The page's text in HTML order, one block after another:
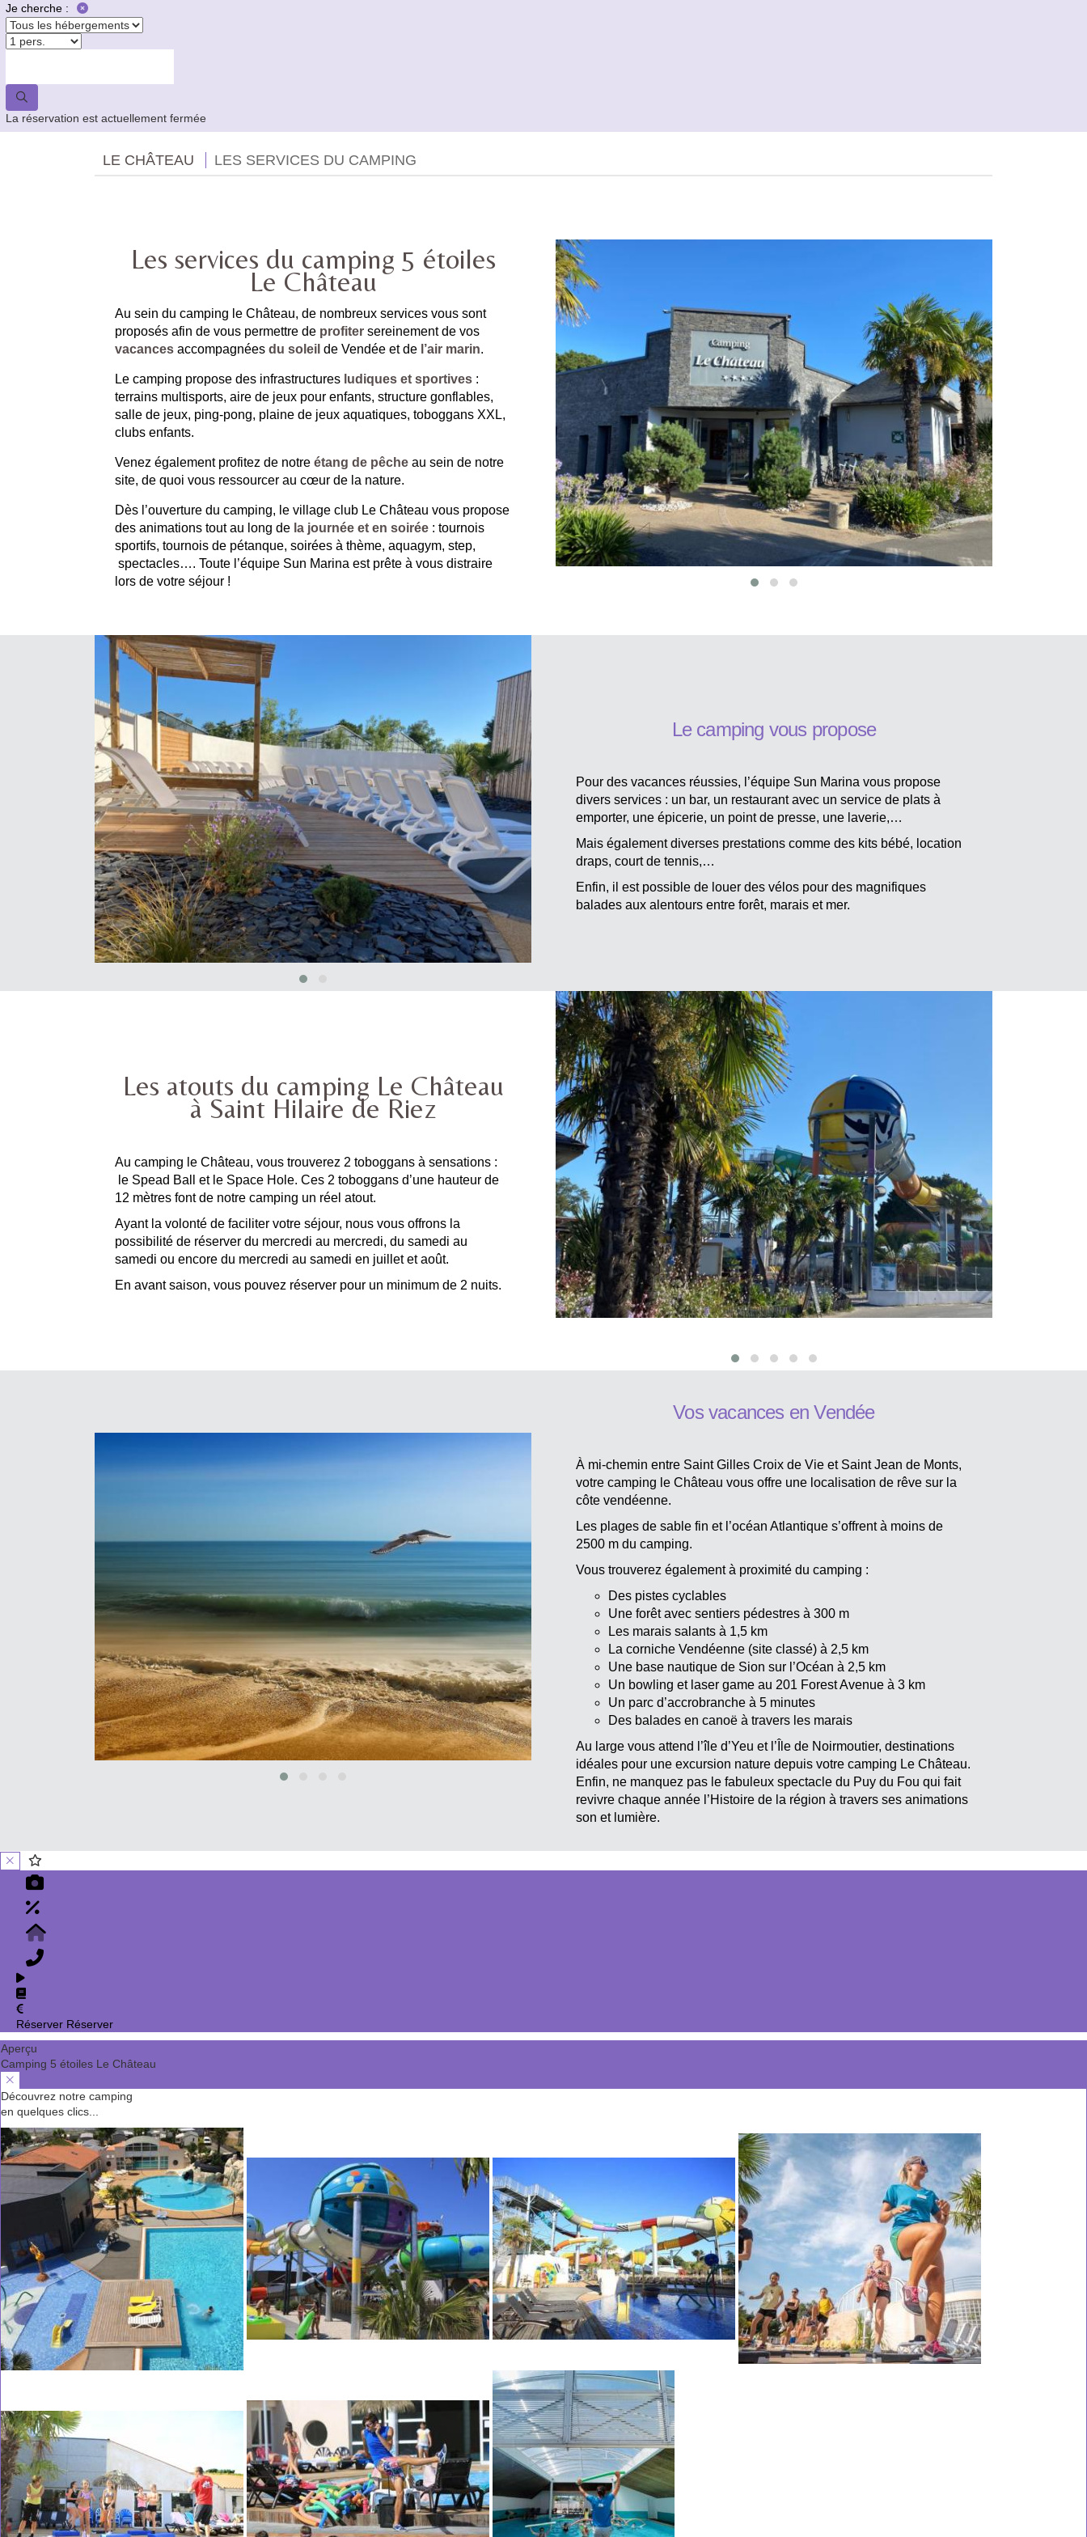
Je cherche :
La réservation est actuellement fermée
LE CHÂTEAU LES SERVICES DU CAMPING
Les services du camping 5 étoiles
Le Château
Au sein du camping le Château, de nombreux services vous sont
proposés afin de vous permettre de profiter sereinement de vos
vacances accompagnées du soleil de Vendée et de l’air marin.
Le camping propose des infrastructures ludiques et sportives :
terrains multisports, aire de jeux pour enfants, structure gonflables,
salle de jeux, ping-pong, plaine de jeux aquatiques, toboggans XXL,
clubs enfants.
Venez également profitez de notre étang de pêche au sein de notre
site, de quoi vous ressourcer au cœur de la nature.
Dès l’ouverture du camping, le village club Le Château vous propose
des animations tout au long de la journée et en soirée : tournois
sportifs, tournois de pétanque, soirées à thème, aquagym, step,
spectacles…. Toute l’équipe Sun Marina est prête à vous distraire
lors de votre séjour !
Le camping vous propose
Pour des vacances réussies, l’équipe Sun Marina vous propose
divers services : un bar, un restaurant avec un service de plats à
emporter, une épicerie, un point de presse, une laverie,…
Mais également diverses prestations comme des kits bébé, location
draps, court de tennis,…
Enfin, il est possible de louer des vélos pour des magnifiques
balades aux alentours entre forêt, marais et mer.
Les atouts du camping Le Château
à Saint Hilaire de Riez
Au camping le Château, vous trouverez 2 toboggans à sensations :
le Spead Ball et le Space Hole. Ces 2 toboggans d’une hauteur de
12 mètres font de notre camping un réel atout.
Ayant la volonté de faciliter votre séjour, nous vous offrons la
possibilité de réserver du mercredi au mercredi, du samedi au
samedi ou encore du mercredi au samedi en juillet et août.
En avant saison, vous pouvez réserver pour un minimum de 2 nuits.
Vos vacances en Vendée
À mi-chemin entre Saint Gilles Croix de Vie et Saint Jean de Monts,
votre camping le Château vous offre une localisation de rêve sur la
côte vendéenne.
Les plages de sable fin et l’océan Atlantique s’offrent à moins de
2500 m du camping.
Vous trouverez également à proximité du camping :
Des pistes cyclables
Une forêt avec sentiers pédestres à 300 m
Les marais salants à 1,5 km
La corniche Vendéenne (site classé) à 2,5 km
Une base nautique de Sion sur l’Océan à 2,5 km
Un bowling et laser game au 201 Forest Avenue à 3 km
Un parc d’accrobranche à 5 minutes
Des balades en canoë à travers les marais
Au large vous attend l’île d’Yeu et l’Île de Noirmoutier, destinations
idéales pour une excursion nature depuis votre camping Le Château.
Enfin, ne manquez pas le fabuleux spectacle du Puy du Fou qui fait
revivre chaque année l’Histoire de la région à travers ses animations
son et lumière.
Réserver Réserver
Aperçu
Camping 5 étoiles Le Château
Découvrez notre camping
en quelques clics...